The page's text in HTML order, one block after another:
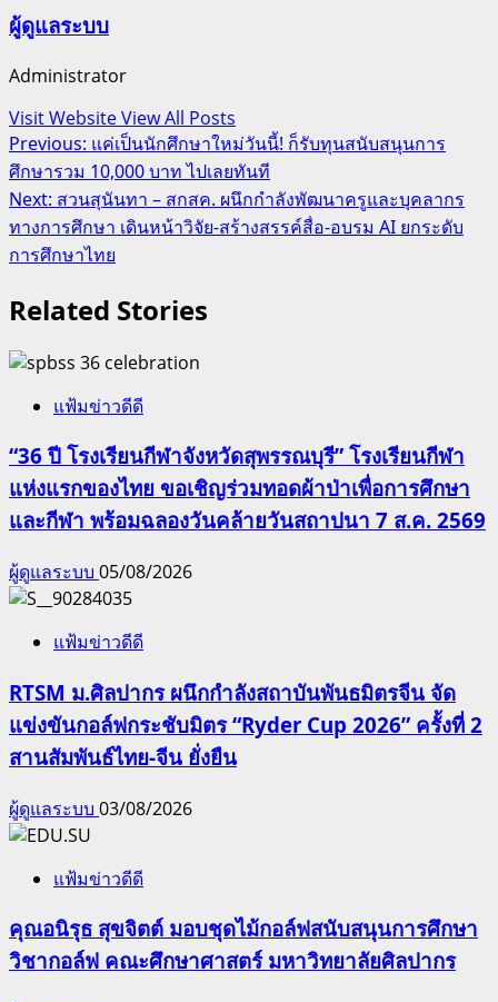
ผู้ดูแลระบบ
Administrator
Visit WebsiteView All Posts
Post
navigation
Previous: แค่เป็นนักศึกษาใหม่วันนี้! ก็รับทุนสนับสนุนการ
ศึกษารวม 10,000 บาท ไปเลยทันที
Next: สวนสุนันทา – สกสค. ผนึกกำลังพัฒนาครูและบุคลากร
ทางการศึกษา เดินหน้าวิจัย-สร้างสรรค์สื่อ-อบรม AI ยกระดับ
การศึกษาไทย
Related Stories
แฟ้มข่าวดีดี
“36 ปี โรงเรียนกีฬาจังหวัดสุพรรณบุรี” โรงเรียนกีฬา
แห่งแรกของไทย ขอเชิญร่วมทอดผ้าป่าเพื่อการศึกษา
และกีฬา พร้อมฉลองวันคล้ายวันสถาปนา 7 ส.ค. 2569
ผู้ดูแลระบบ 05/08/2026
แฟ้มข่าวดีดี
RTSM ม.ศิลปากร ผนึกกำลังสถาบันพันธมิตรจีน จัด
แข่งขันกอล์ฟกระชับมิตร “Ryder Cup 2026” ครั้งที่ 2
สานสัมพันธ์ไทย-จีน ยั่งยืน
ผู้ดูแลระบบ 03/08/2026
แฟ้มข่าวดีดี
คุณอนิรุธ สุขจิตต์ มอบชุดไม้กอล์ฟสนับสนุนการศึกษา
วิชากอล์ฟ คณะศึกษาศาสตร์ มหาวิทยาลัยศิลปากร